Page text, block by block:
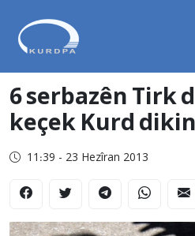
6 serbazên Tirk
keçek Kurd dikin
11:39 - 23 Hezîran 2013